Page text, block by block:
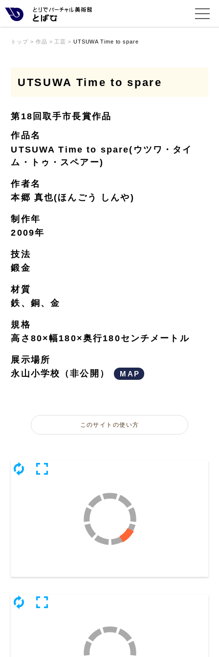
トップ > 作品 > 工芸 > UTSUWA Time to spare
UTSUWA Time to spare
第18回取手市長賞作品
作品名
UTSUWA Time to spare(ウツワ・タイ
ム・トゥ・スペアー)
作者名
本郷 真也(ほんごう しんや)
制作年
2009年
技法
鍛金
材質
鉄、銅、金
規格
高さ80×幅180×奥行180センチメートル
展示場所
永山小学校（非公開）
MAP
このサイトの使い方